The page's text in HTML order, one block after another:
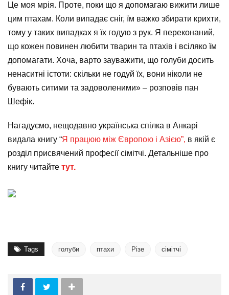
Це моя мрія. Проте, поки що я допомагаю вижити лише
цим птахам. Коли випадає сніг, їм важко збирати крихти,
тому у таких випадках я їх годую з рук. Я переконаний,
що кожен повинен любити тварин та птахів і всіляко їм
допомагати. Хоча, варто зауважити, що голуби досить
ненаситні істоти: скільки не годуй їх, вони ніколи не
бувають ситими та задоволеними» – розповів пан
Шефік.
Нагадуємо, нещодавно українська спілка в Анкарі
видала книгу “Я працюю між Європою і Азією”, в якій є
розділ присвячений професії сімітчі. Детальніше про
книгу читайте тут.
Tags голуби птахи Різе сімітчі